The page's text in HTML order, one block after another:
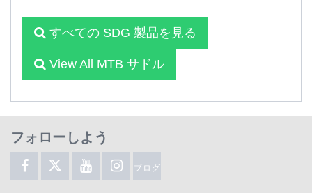
すべての SDG 製品を見る
View All MTB サドル
フォローしよう
ブログ